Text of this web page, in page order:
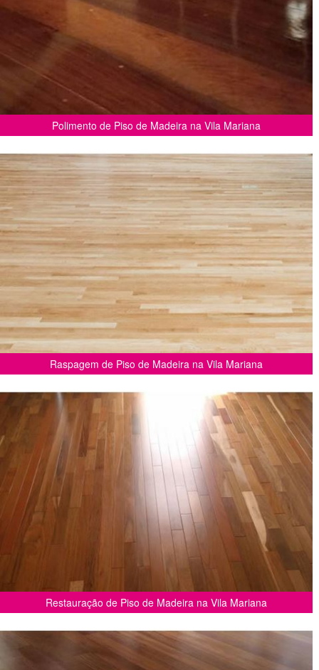
Polimento de Piso de Madeira na Vila Mariana
Raspagem de Piso de Madeira na Vila Mariana
Restauração de Piso de Madeira na Vila Mariana